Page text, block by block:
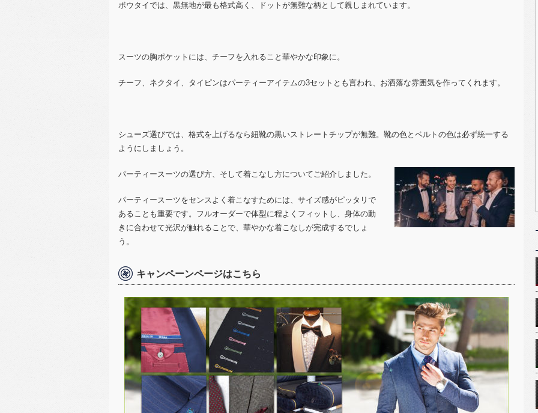
ボウタイでは、黒無地が最も格式高く、ドットが無難な柄として親しまれています。
スーツの胸ポケットには、チーフを入れること華やかな印象に。
チーフ、ネクタイ、タイピンはパーティーアイテムの3セットとも言われ、お洒落な雰囲気を作ってくれます。
シューズ選びでは、格式を上げるなら紐靴の黒いストレートチップが無難。靴の色とベルトの色は必ず統一する
ようにしましょう。
パーティースーツの選び方、そして着こなし方についてご紹介しました。
パーティースーツをセンスよく着こなすためには、サイズ感がピッタリで
あることも重要です。フルオーダーで体型に程よくフィットし、身体の動
きに合わせて光沢が触れることで、華やかな着こなしが完成するでしょ
う。
キャンペーンページはこちら